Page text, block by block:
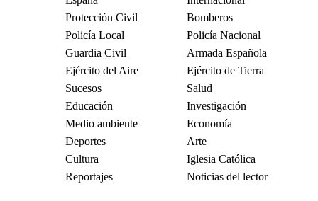
Protección Civil
Bomberos
Policía Local
Policía Nacional
Guardia Civil
Armada Española
Ejército del Aire
Ejército de Tierra
Sucesos
Salud
Educación
Investigación
Medio ambiente
Economía
Deportes
Arte
Cultura
Iglesia Católica
Reportajes
Noticias del lector